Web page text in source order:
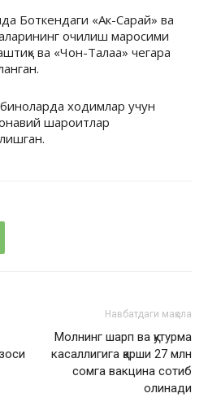
Боткендаги «Ак-Сарай» ва
очилиш маросими
ва «Чон-Талаа» чегара
ходимлар учун
шароитлар
Навбатдаги мақола
Молнинг шарп ва қутурма
касаллигига қарши 27 млн
сомга вакцина сотиб
олинади